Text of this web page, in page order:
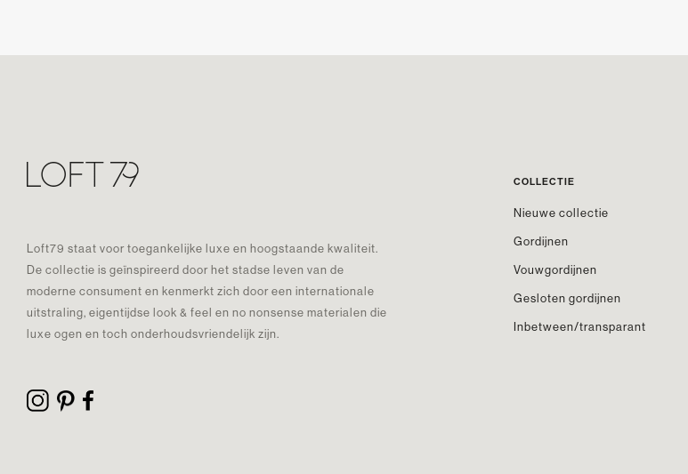
Loft79 staat voor toegankelijke luxe en hoogstaande kwaliteit.
De collectie is geïnspireerd door het stadse leven van de
moderne consument en kenmerkt zich door een internationale
uitstraling, eigentijdse look & feel en no nonsense materialen die
luxe ogen en toch onderhoudsvriendelijk zijn.
COLLECTIE
Nieuwe collectie
Gordijnen
Vouwgordijnen
Gesloten gordijnen
Inbetween/transparant